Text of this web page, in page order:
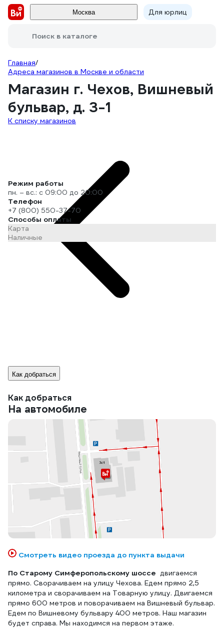
Москва Для юрлиц
Поиск в каталоге
Главная/
Адреса магазинов в Москве и области
Магазин г. Чехов, Вишневый
бульвар, д. 3-1
К списку магазинов
Режим работы
пн. – вс.: с 09:00 до 20:00
Телефон
+7 (800) 550-37-70
Способы оплаты
Карта
Наличные
Как добраться
Как добраться
На автомобиле
Смотреть видео проезда до пункта выдачи
По Старому Симферопольскому шоссе двигаемся
прямо. Сворачиваем на улицу Чехова. Едем прямо 2,5
километра и сворачиваем на Товарную улицу. Двигаемся
прямо 600 метров и поворачиваем на Вишневый бульвар.
Едем по Вишневому бульвару 400 метров. Наш магазин
будет справа. Мы находимся на первом этаже.